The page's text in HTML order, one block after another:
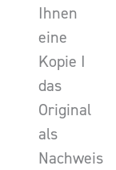
Ihnen
eine
Kopie I
das
Original
als
Nachweis